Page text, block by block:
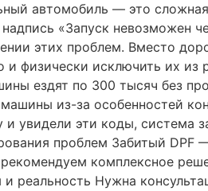
автомобиль — это
надпись «Запуск невозможен
этих проблем. Вместо
и физически исключить их
ездят по 300 тысяч без
из-за особенностей
и увидели эти коды, система
проблем Забитый
комплексное
реальность Нужна